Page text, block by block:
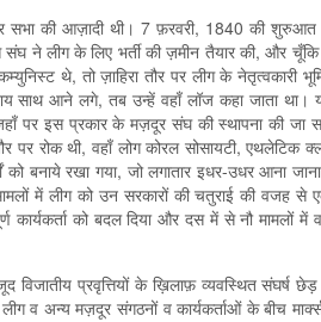
की आज़ादी थी। 7 फ़रवरी, 1840 की शुरुआत
ने लीग के लिए भर्ती की ज़मीन तैयार की, और चूँकि
थे, तो ज़ाहिरा तौर पर लीग के नेतृत्वकारी
आने लगे, तब उन्हें वहाँ लॉज कहा जाता था।
पर इस प्रकार के मज़दूर संघ की स्थापना की जा
पर रोक थी, वहाँ लोग कोरल सोसायटी, एथलेटिक
को बनाये रखा गया, जो लगातार इधर-उधर आना
में लीग को उन सरकारों की चतुराई की वजह से
कार्यकर्ता को बदल दिया और दस में से नौ मामलों
प्रवृत्तियों के ख़िलाफ़ व्यवस्थित संघर्ष छेड़
व अन्य मज़दूर संगठनों व कार्यकर्ताओं के बीच